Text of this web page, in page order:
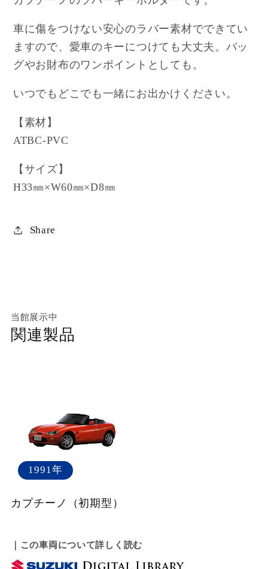
車に傷をつけない安心のラバー素材でできてい
ますので、愛車のキーにつけても大丈夫。バッ
グやお財布のワンポイントとしても。
いつでもどこでも一緒にお出かけください。
【素材】
ATBC-PVC
【サイズ】
H33㎜×W60㎜×D8㎜
Share
当館展示中
関連製品
1991年
カプチーノ（初期型）
｜この車両について詳しく読む